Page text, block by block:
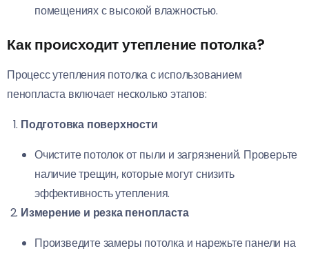
помещениях с высокой влажностью.
Как происходит утепление потолка?
Процесс утепления потолка с использованием
пенопласта включает несколько этапов:
Подготовка поверхности
Очистите потолок от пыли и загрязнений. Проверьте
наличие трещин, которые могут снизить
эффективность утепления.
Измерение и резка пенопласта
Произведите замеры потолка и нарежьте панели на